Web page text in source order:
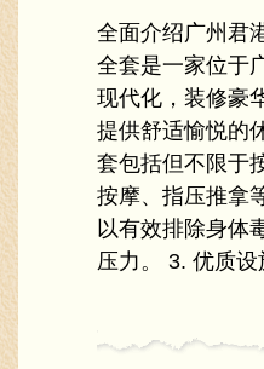
全面介绍广州君
全套是一家位于
现代化，装修豪
提供舒适愉悦的
套包括但不限于
按摩、指压推拿
以有效排除身体
压力。 3. 优质